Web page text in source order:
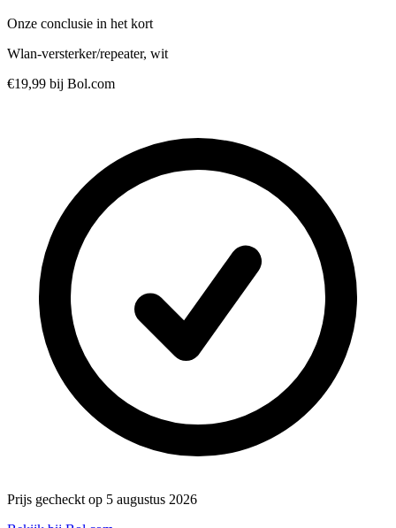
Onze conclusie in het kort
Wlan-versterker/repeater, wit
€19,99 bij Bol.com
Prijs gecheckt op 5 augustus 2026